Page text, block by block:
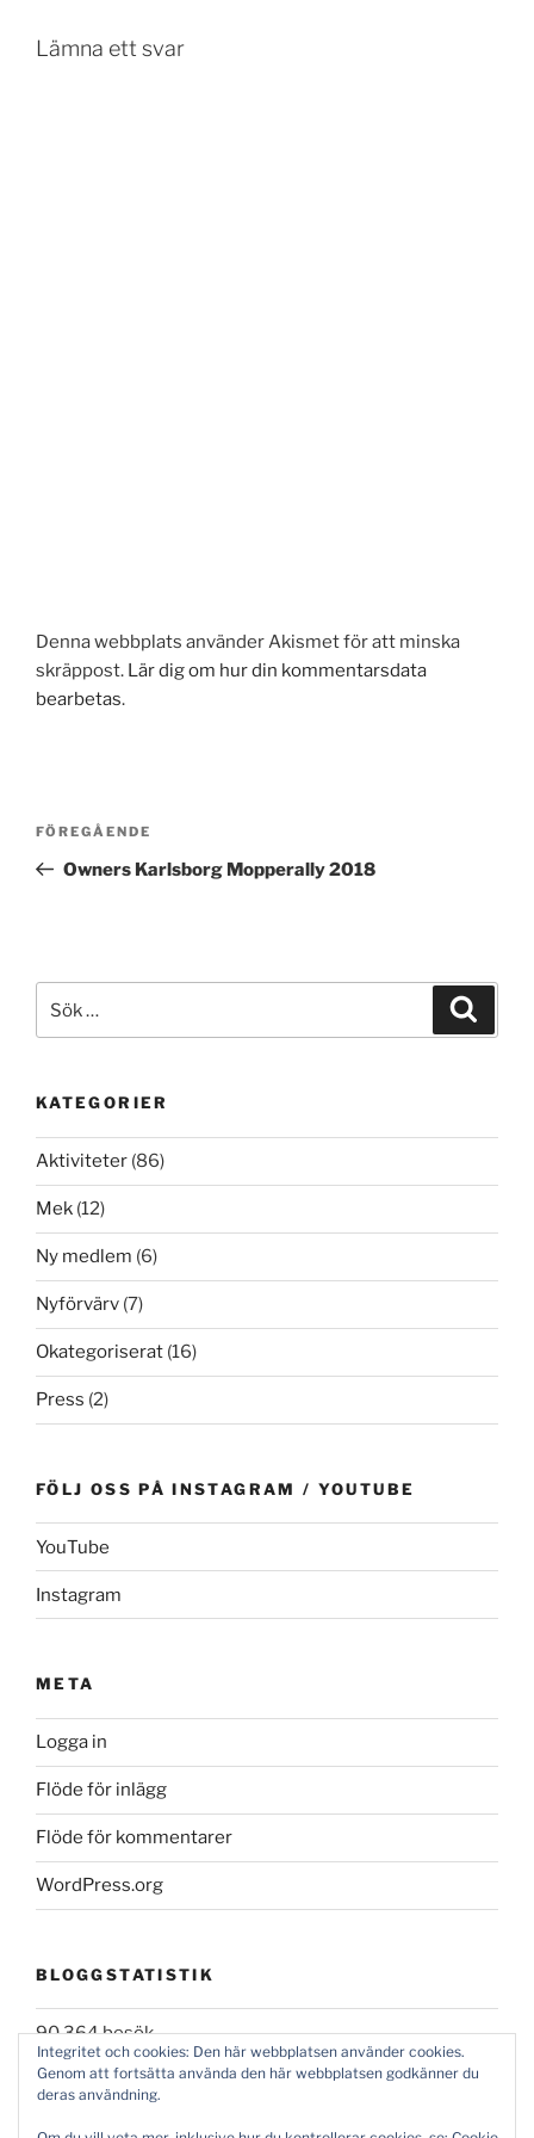
Lämna ett svar
Denna webbplats använder Akismet för att minska
skräppost. Lär dig om hur din kommentarsdata
bearbetas.
Inläggsnavigering
Föregående
inlägg
FÖREGÅENDE
Owners Karlsborg Mopperally 2018
efter:
KATEGORIER
Aktiviteter (86)
Mek (12)
Ny medlem (6)
Nyförvärv (7)
Okategoriserat (16)
Press (2)
FÖLJ OSS PÅ INSTAGRAM / YOUTUBE
YouTube
Instagram
META
Logga in
Flöde för inlägg
Flöde för kommentarer
WordPress.org
BLOGGSTATISTIK
90 364 besök
Integritet och cookies: Den här webbplatsen använder cookies.
Genom att fortsätta använda den här webbplatsen godkänner du
deras användning.